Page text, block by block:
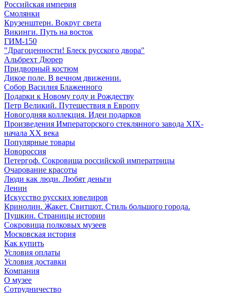
Российская империя
Смолянки
Крузенштерн. Вокруг света
Викинги. Путь на восток
ГИМ-150
"Драгоценности! Блеск русского двора"
Альбрехт Дюрер
Придворный костюм
Дикое поле. В вечном движении.
Собор Василия Блаженного
Подарки к Новому году и Рождеству
Петр Великий. Путешествия в Европу
Новогодняя коллекция. Идеи подарков
Произведения Императорского стеклянного завода XIX-
начала XX века
Популярные товары
Новороссия
Петергоф. Сокровища российской императрицы
Очарование красоты
Люди как люди. Любят деньги
Ленин
Искусство русских ювелиров
Кринолин. Жакет. Свитшот. Стиль большого города.
Пушкин. Страницы истории
Сокровища полковых музеев
Московская история
Как купить
Условия оплаты
Условия доставки
Компания
О музее
Сотрудничество